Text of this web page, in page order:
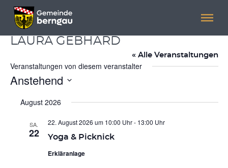
Menü überspringen
Menü überspringen
LAURA GEBHARD
« Alle Veranstaltungen
Veranstaltungen von diesem veranstalter
Anstehend
wählen.
August 2026
SA.
22 Yoga & Picknick
22. August 2026 um 10:00 Uhr- 13:00 Uhr
Erkläranlage